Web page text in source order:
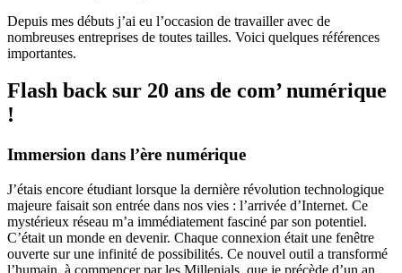
Depuis mes débuts j’ai eu l’occasion de travailler avec de
nombreuses entreprises de toutes tailles. Voici quelques références
importantes.
Flash back sur 20 ans de com’ numérique
!
Immersion dans l’ère numérique
J’étais encore étudiant lorsque la dernière révolution technologique
majeure faisait son entrée dans nos vies : l’arrivée d’Internet. Ce
mystérieux réseau m’a immédiatement fasciné par son potentiel.
C’était un monde en devenir. Chaque connexion était une fenêtre
ouverte sur une infinité de possibilités. Ce nouvel outil a transformé
l’humain, à commencer par les Millenials, que je précède d’un an.